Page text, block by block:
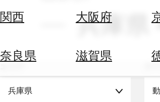
関西 大阪府
奈良県 滋賀県
ホ
兵庫県
兵庫県